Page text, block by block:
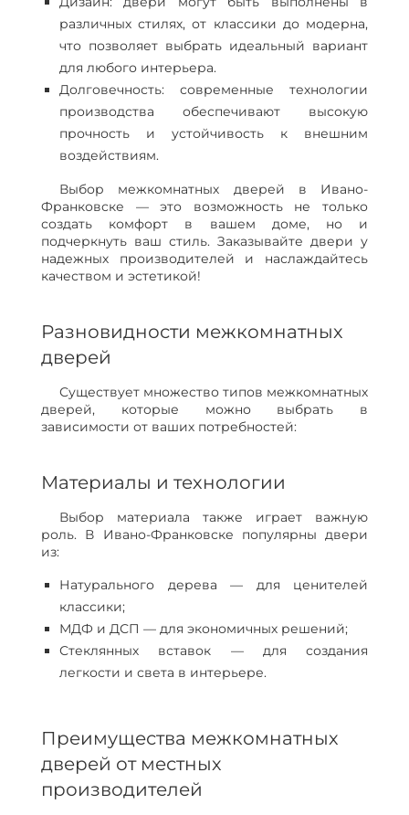
различных стилях, от классики до модерна,
что позволяет выбрать идеальный вариант
для любого интерьера.
Долговечность: современные технологии
производства обеспечивают высокую
прочность и устойчивость к внешним
воздействиям.
Выбор межкомнатных дверей в Ивано-
Франковске — это возможность не только
создать комфорт в вашем доме, но и
подчеркнуть ваш стиль. Заказывайте двери у
надежных производителей и наслаждайтесь
качеством и эстетикой!
Разновидности межкомнатных
дверей
Существует множество типов межкомнатных
дверей, которые можно выбрать в
зависимости от ваших потребностей:
Материалы и технологии
Выбор материала также играет важную
роль. В Ивано-Франковске популярны двери
из:
Натурального дерева — для ценителей
классики;
МДФ и ДСП — для экономичных решений;
Стеклянных вставок — для создания
легкости и света в интерьере.
Преимущества межкомнатных
дверей от местных
производителей